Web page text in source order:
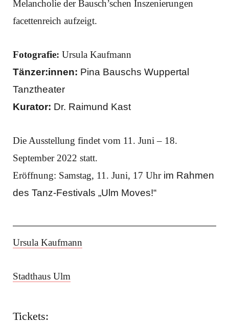
Melancholie der Bausch’schen Inszenierungen
facettenreich aufzeigt.
Fotografie: Ursula Kaufmann
Tänzer:innen: Pina Bauschs Wuppertal
Tanztheater
Kurator: Dr. Raimund Kast
Die Ausstellung findet vom 11. Juni – 18.
September 2022 statt.
Eröffnung: Samstag, 11. Juni, 17 Uhr im Rahmen
des Tanz-Festivals „Ulm Moves!“
Ursula Kaufmann
Stadthaus Ulm
Tickets: